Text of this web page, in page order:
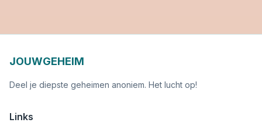
JOUWGEHEIM
Deel je diepste geheimen anoniem. Het lucht op!
Links